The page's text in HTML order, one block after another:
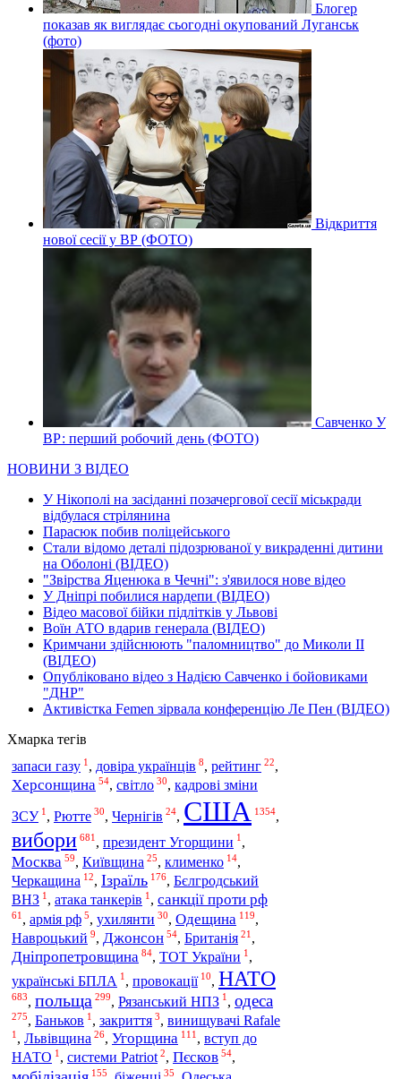
Блогер
показав як виглядає сьогодні окупований Луганськ
(фото)
Відкриття
нової сесії у ВР (ФОТО)
Савченко У
ВР: перший робочий день (ФОТО)
НОВИНИ З ВІДЕО
У Нікополі на засіданні позачергової сесії міськради
відбулася стрілянина
Парасюк побив поліцейського
Стали відомо деталі підозрюваної у викраденні дитини
на Оболоні (ВІДЕО)
"Звірства Яценюка в Чечні": з'явилося нове відео
У Дніпрі побилися нардепи (ВІДЕО)
Відео масової бійки підлітків у Львові
Воїн АТО вдарив генерала (ВІДЕО)
Кримчани здійснюють "паломництво" до Миколи ІІ
(ВІДЕО)
Опубліковано відео з Надією Савченко і бойовиками
"ДНР"
Активістка Femen зірвала конференцію Ле Пен (ВІДЕО)
Хмарка тегів
запаси газу 1 , довіра українців 8, рейтинг 22,
Херсонщина 54, світло 30, кадрові зміни
ЗСУ 1 , Рютте 30, Чернігів 24, США 1354,
вибори 681 , президент Угорщини 1 ,
Москва 59, Київщина 25, клименко 14,
Черкащина 12, Ізраїль 176, Бєлгродський
ВНЗ 1 , атака танкерів 1 , санкції проти рф
61 , армія рф 5, ухилянти 30, Одещина 119,
Навроцький 9, Джонсон 54, Британія 21 ,
Дніпропетровщина 84, ТОТ України 1 ,
українські БПЛА 1 , провокації 10, НАТО
683, польща 299, Рязанський НПЗ 1 , одеса
275, Баньков 1 , закриття 3, винищувачі Rafale
1 , Львівщина 26, Угорщина 111 , вступ до
НАТО 1 , системи Patriot 2, Пєсков 54,
155 35